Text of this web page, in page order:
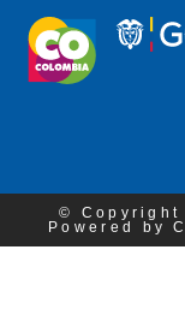
© Copyright
Powered by